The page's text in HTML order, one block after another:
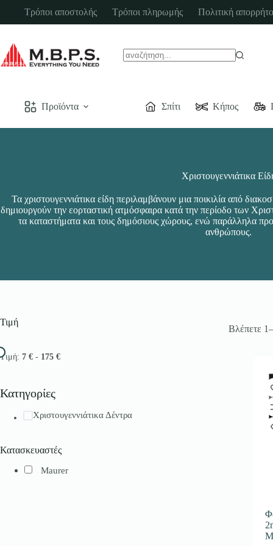
περιεχόμενο
Τρόποι αποστολής Τρόποι πληρωμής Πολιτική
Προϊόντα Σπίτι Κήπος
Χριστουγεννιάτικα
Τα χριστουγεννιάτικα είδη περιλαμβάνουν μια ποικιλία από
δημιουργούν την εορταστική ατμόσφαιρα κατά την περίοδο των
τα καταστήματα και τους δημόσιους χώρους, ενώ παράλληλα
ανθρώπους.
Βλέπετε
Τιμή
Τιμή: 7 € - 175 €
Κατηγορίες
Χριστουγεννιάτικα Δέντρα
Κατασκευαστές
Maurer